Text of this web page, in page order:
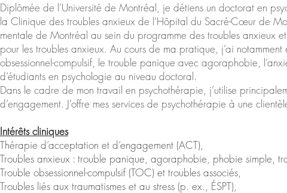
Diplômée de l’Université de Montréal, je détiens un doctorat en
la Clinique des troubles anxieux de l’Hôpital du Sacré-Cœur de
mentale de Montréal au sein du programme des troubles anxieux
pour les troubles anxieux. Au cours de ma pratique, j’ai
obsessionnel-compulsif, le trouble panique avec agoraphobie,
d’étudiants en psychologie au niveau doctoral.
Dans le cadre de mon travail en psychothérapie, j’utilise
d’engagement. J’offre mes services de psychothérapie à une
Intérêts cliniques
Thérapie d’acceptation et d’engagement (ACT),
Troubles anxieux : trouble panique, agoraphobie, phobie simple,
Trouble obsessionnel-compulsif (TOC) et troubles associés,
Troubles liés aux traumatismes et au stress (p. ex., ÉSPT),